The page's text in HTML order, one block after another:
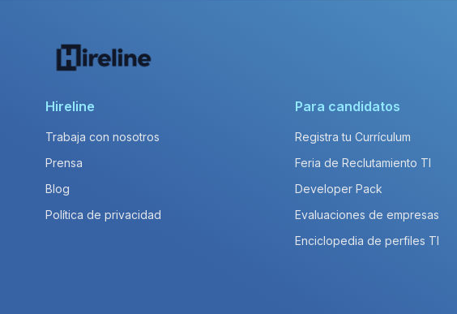
Hireline
Trabaja con nosotros
Prensa
Blog
Política de privacidad
Para candidatos
Registra tu Currículum
Feria de Reclutamiento TI
Developer Pack
Evaluaciones de empresas
Enciclopedia de perfiles TI